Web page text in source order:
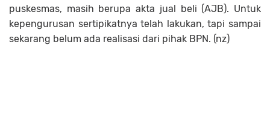
puskesmas, masih berupa akta jual beli (AJB). Untuk
kepengurusan sertipikatnya telah lakukan, tapi sampai
sekarang belum ada realisasi dari pihak BPN. (nz)